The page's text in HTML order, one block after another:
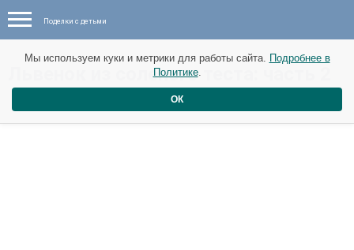
Поделки с детьми
Львенок из соленого теста: часть 2
Мы используем куки и метрики для работы сайта. Подробнее в
Политике.
ОК